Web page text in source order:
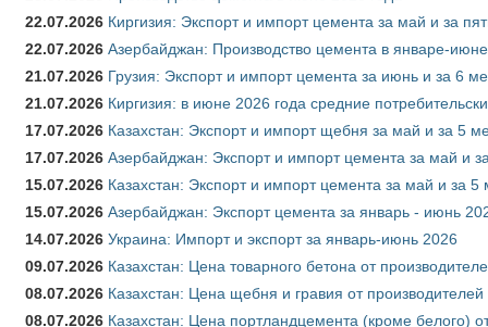
22.07.2026 Киргизия: Экспорт и импорт цемента за май и за
22.07.2026 Азербайджан: Производство цемента в январе-
21.07.2026 Грузия: Экспорт и импорт цемента за июнь и за 6
21.07.2026 Киргизия: в июне 2026 года средние
17.07.2026 Казахстан: Экспорт и импорт щебня за май и за 5
17.07.2026 Азербайджан: Экспорт и импорт цемента за май и
15.07.2026 Казахстан: Экспорт и импорт цемента за май и за
15.07.2026 Азербайджан: Экспорт цемента за январь - июнь
14.07.2026 Украина: Импорт и экспорт за январь-июнь 2026
09.07.2026 Казахстан: Цена товарного бетона от
08.07.2026 Казахстан: Цена щебня и гравия от
08.07.2026 Казахстан: Цена портландцемента (кроме белого)